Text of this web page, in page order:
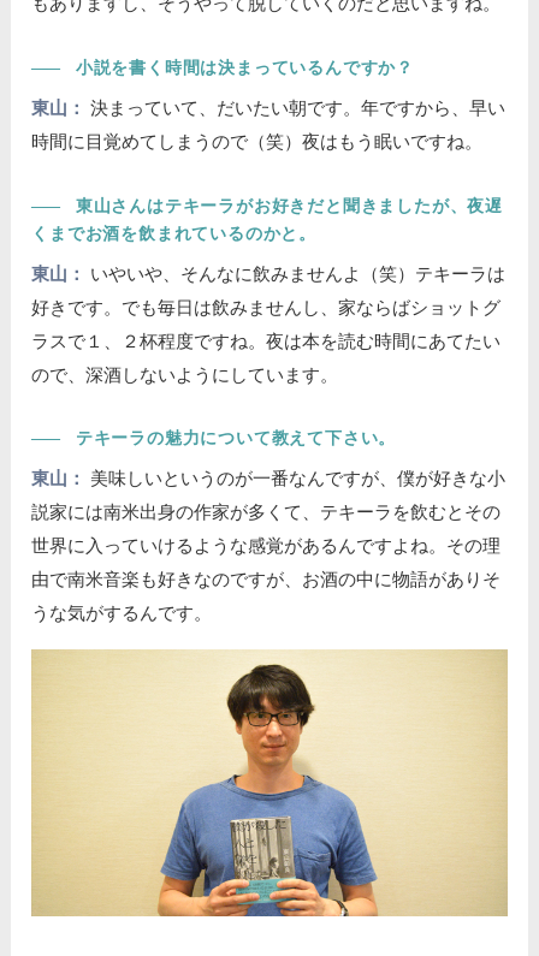
もありますし、そうやって脱していくのだと思いますね。
―― 小説を書く時間は決まっているんですか？
東山：
決まっていて、だいたい朝です。年ですから、早い
時間に目覚めてしまうので（笑）夜はもう眠いですね。
――
東山さんはテキーラがお好きだと聞きましたが、夜遅
くまでお酒を飲まれているのかと。
東山：
いやいや、そんなに飲みませんよ（笑）テキーラは
好きです。でも毎日は飲みませんし、家ならばショットグ
ラスで１、２杯程度ですね。夜は本を読む時間にあてたい
ので、深酒しないようにしています。
―― テキーラの魅力について教えて下さい。
東山：
美味しいというのが一番なんですが、僕が好きな小
説家には南米出身の作家が多くて、テキーラを飲むとその
世界に入っていけるような感覚があるんですよね。その理
由で南米音楽も好きなのですが、お酒の中に物語がありそ
うな気がするんです。